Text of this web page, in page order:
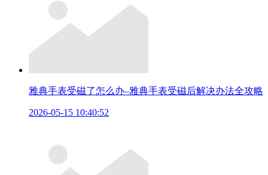
雅典手表受磁了怎么办–雅典手表受磁后解决办法全攻略
2026-05-15 10:40:52